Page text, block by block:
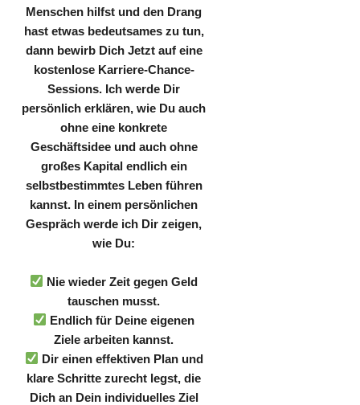
Menschen hilfst und den Drang
hast etwas bedeutsames zu tun,
dann bewirb Dich Jetzt auf eine
kostenlose Karriere-Chance-
Sessions. Ich werde Dir
persönlich erklären, wie Du auch
ohne eine konkrete
Geschäftsidee und auch ohne
großes Kapital endlich ein
selbstbestimmtes Leben führen
kannst. In einem persönlichen
Gespräch werde ich Dir zeigen,
wie Du:
Nie wieder Zeit gegen Geld
tauschen musst.
Endlich für Deine eigenen
Ziele arbeiten kannst.
Dir einen effektiven Plan und
klare Schritte zurecht legst, die
Dich an Dein individuelles Ziel